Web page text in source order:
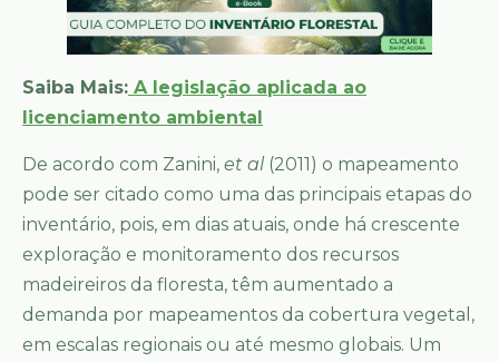
Saiba Mais: A legislação aplicada ao
licenciamento ambiental
De acordo com Zanini, et al(2011) o mapeamento
pode ser citado como uma das principais etapas do
inventário, pois, em dias atuais, onde há crescente
exploração e monitoramento dos recursos
madeireiros da floresta, têm aumentado a
demanda por mapeamentos da cobertura vegetal,
em escalas regionais ou até mesmo globais. Um